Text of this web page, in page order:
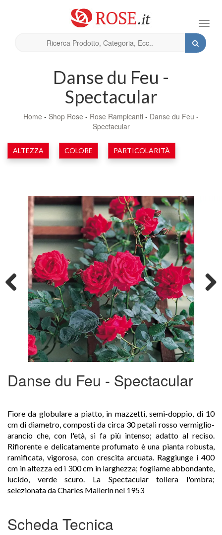
Danse du Feu -
Spectacular
Home - Shop Rose - Rose Rampicanti - Danse du Feu -
Spectacular
ALTEZZA COLORE PARTICOLARITÀ
Previous
Danse du Feu - Spectacular
Fiore da globulare a piatto, in mazzetti, semi-doppio, di 10
cm di diametro, composti da circa 30 petali rosso vermiglio-
arancio che, con l'età, si fa più intenso; adatto al reciso.
Rifiorente e delicatamente profumato è una pianta robusta,
ramificata, vigorosa, con crescita arcuata. Raggiunge i 400
cm in altezza ed i 300 cm in larghezza; fogliame abbondante,
lucido, verde scuro. La Spectacular tollera l'ombra;
selezionata da Charles Mallerin nel 1953
Scheda Tecnica